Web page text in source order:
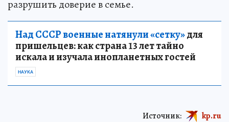
разрушить доверие в семье.
Над СССР военные натянули «сетку»для
пришельцев: как страна 13 лет тайно
искала и изучала инопланетных гостей
НАУКА
Источник: kp.ru